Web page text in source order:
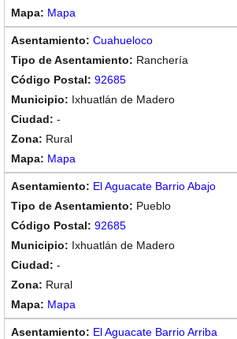
Mapa
Cuahueloco
Ranchería
92685
Ixhuatlán de Madero
-
Rural
Mapa
El Aguacate Barrio Abajo
Pueblo
92685
Ixhuatlán de Madero
-
Rural
Mapa
El Aguacate Barrio Arriba